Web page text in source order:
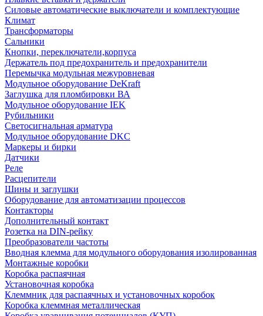
Силовые автоматические выключатели и комплектующие
Климат
Трансформаторы
Сальники
Кнопки, переключатели,корпуса
Держатель под предохранитель и предохранители
Перемычка модульная межуровневая
Модульное оборудование DeKraft
Заглушка для пломбировки ВА
Модульное оборудование IEK
Рубильники
Светосигнальная арматура
Модульное оборудование DKC
Маркеры и бирки
Датчики
Реле
Расцепители
Шины и заглушки
Оборудование для автоматизации процессов
Контакторы
Дополнительный контакт
Розетка на DIN-рейку
Преобразователи частоты
Вводная клемма для модульного оборудования изолированная
Монтажные коробки
Коробка распаячная
Установочная коробка
Клеммник для распаячных и установочных коробок
Коробка клеммная металлическая